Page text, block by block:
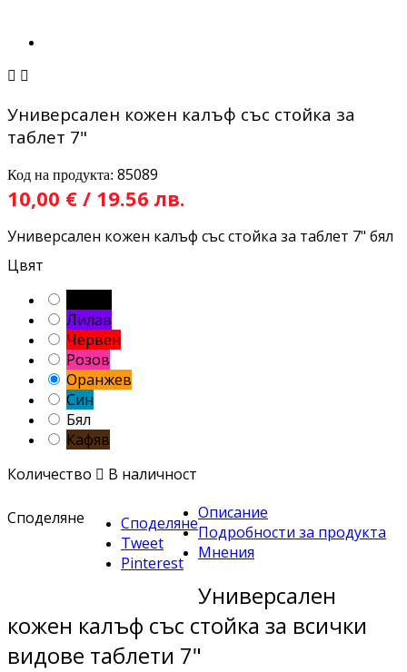
 
Универсален кожен калъф със стойка за
таблет 7"
Код на продукта: 85089
10,00 € / 19.56 лв.
Универсален кожен калъф със стойка за таблет 7" бял
Цвят
Лилав
Червен
Розов
Оранжев
Син
Бял
Кафяв
Количество  В наличност
Споделяне
Споделяне
Tweet
Pinterest
Описание
Подробности за продукта
Мнения
Универсален
кожен калъф със стойка за всички
видове таблети 7"